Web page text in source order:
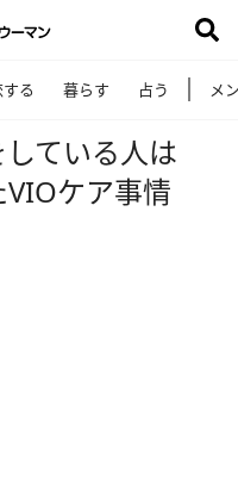
る 暮らす 占う メ
ている人は
ケア事情